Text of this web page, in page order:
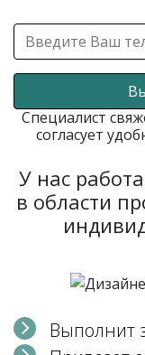
Специалист
согласует
У нас
в области
Выполнит